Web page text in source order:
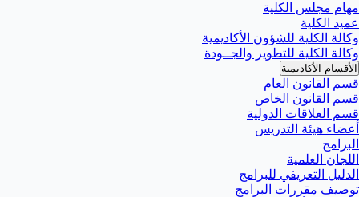
مهام مجلس الكلية
عميد الكلية
وكالة الكلية للشؤون الأكاديمية
وكالة الكلية للتطوير والجــودة
الأقسام الأكاديمية
قسم القانون العام
قسم القانون الخاص
قسم العلاقات الدولية
أعضاء هيئة التدريس
البرامج
اللجان العلمية
الدليل التعريفي للبرامج
توصيف مقررات البرامج